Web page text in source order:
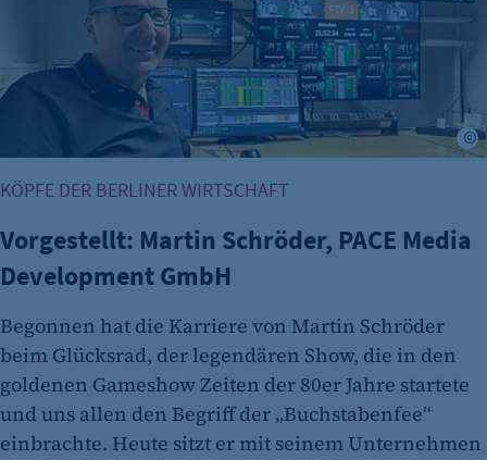
KÖPFE DER BERLINER WIRTSCHAFT
Vorgestellt: Martin Schröder, PACE Media
Development GmbH
Begonnen hat die Karriere von Martin Schröder
beim Glücksrad, der legendären Show, die in den
goldenen Gameshow Zeiten der 80er Jahre startete
und uns allen den Begriff der „Buchstabenfee“
einbrachte. Heute sitzt er mit seinem Unternehmen